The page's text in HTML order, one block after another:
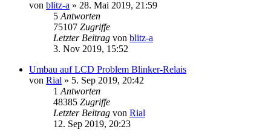
von blitz-a » 28. Mai 2019, 21:59
5 Antworten
75107 Zugriffe
Letzter Beitrag von blitz-a
3. Nov 2019, 15:52
Umbau auf LCD Problem Blinker-Relais
von Rial » 5. Sep 2019, 20:42
1 Antworten
48385 Zugriffe
Letzter Beitrag von Rial
12. Sep 2019, 20:23